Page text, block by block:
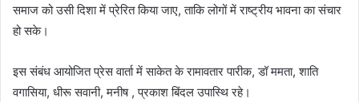
समाज को उसी दिशा में प्रेरित किया जाए, ताकि लोगों में राष्ट्रीय भावना का संचार
हो सके।
इस संबंध आयोजित प्रेस वार्ता में साकेत के रामावतार पारीक, डॉ ममता, शाति
वगासिया, धीरू सवानी, मनीष , प्रकाश बिंदल उपास्थि रहे।